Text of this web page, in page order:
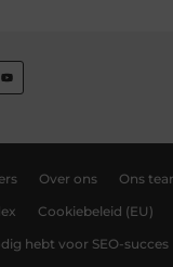
Over ons Ons
Cookiebeleid (EU)
hebt voor SEO-succes